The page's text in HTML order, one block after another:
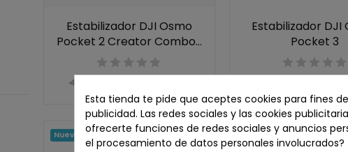
Estabilizador DJI Osmo
Pocket 2 Creator Combo...
419,00 €
Estabilizador DJI
Pocket 3
Nuevo ¡En oferta! Agotado
Esta tienda te pide que aceptes cookies para fines
publicidad. Las redes sociales y las cookies
ofrecerte funciones de redes sociales y anuncios
el procesamiento de datos personales involucrados?